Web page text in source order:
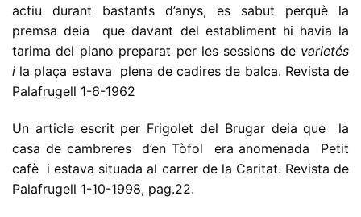
actiu durant bastants d’anys, es sabut perquè la
premsa deia que davant del establiment hi havia la
tarima del piano preparat per les sessions de varietés
i la plaça estava plena de cadires de balca. Revista de
Palafrugell 1-6-1962
Un article escrit per Frigolet del Brugar deia que la
casa de cambreres d’en Tòfol era anomenada Petit
cafè i estava situada al carrer de la Caritat. Revista de
Palafrugell 1-10-1998, pag.22.